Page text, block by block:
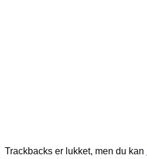
Trackbacks er lukket, men du kan